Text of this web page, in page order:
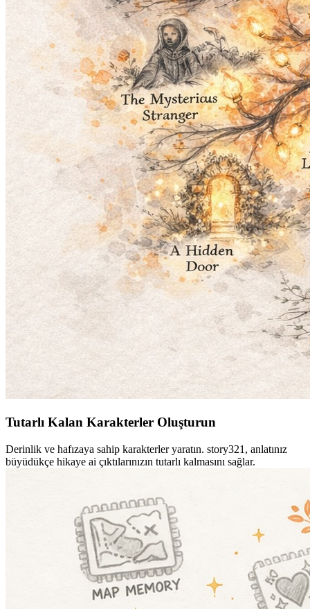
Tutarlı Kalan Karakterler Oluşturun
Derinlik ve hafızaya sahip karakterler yaratın. story321, anlatınız
büyüdükçe hikaye ai çıktılarınızın tutarlı kalmasını sağlar.